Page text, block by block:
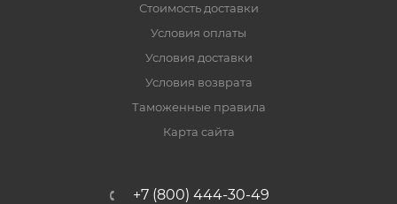
Стоимость доставки
Условия оплаты
Условия доставки
Условия возврата
Таможенные правила
Карта сайта
+7 (800) 444-30-49